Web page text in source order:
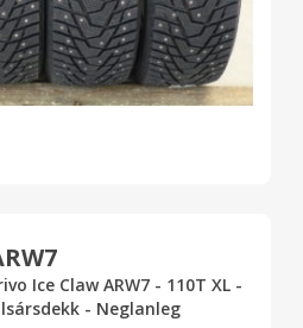
Ice Claw ARW7 - 110T XL -
- Neglanleg